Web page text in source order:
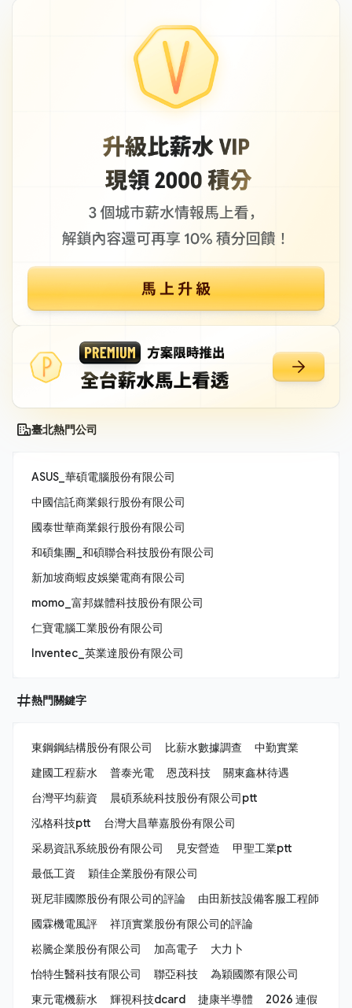
臺北熱門公司
ASUS_華碩電腦股份有限公司
中國信託商業銀行股份有限公司
國泰世華商業銀行股份有限公司
和碩集團_和碩聯合科技股份有限公司
新加坡商蝦皮娛樂電商有限公司
momo_富邦媒體科技股份有限公司
仁寶電腦工業股份有限公司
Inventec_英業達股份有限公司
熱門關鍵字
東鋼鋼結構股份有限公司 比薪水數據調查
中勤實業
建國工程薪水
普泰光電 恩茂科技
關東鑫林待遇
台灣平均薪資
晨碩系統科技股份有限公司ptt
泓格科技ptt
台灣大昌華嘉股份有限公司
采易資訊系統股份有限公司
見安營造
甲聖工業ptt
最低工資
穎佳企業股份有限公司
斑尼菲國際股份有限公司的評論
由田新技設備客服工程師
國霖機電風評
祥頂實業股份有限公司的評論
崧騰企業股份有限公司
加高電子
大力卜
怡特生醫科技有限公司
聯亞科技
為穎國際有限公司
東元電機薪水
輝視科技dcard 捷康半導體 2026 連假